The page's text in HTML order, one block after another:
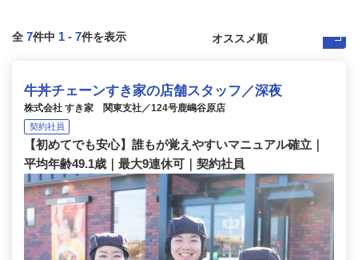
全 7件中 1 - 7件を表示
牛丼チェーンすき家の店舗スタッフ／深夜
株式会社 すき家 関東支社／124号鹿嶋谷原店
契約社員
【初めてでも安心】誰もが覚えやすいマニュアル確立｜
平均年齢49.1歳｜最大9連休可｜契約社員